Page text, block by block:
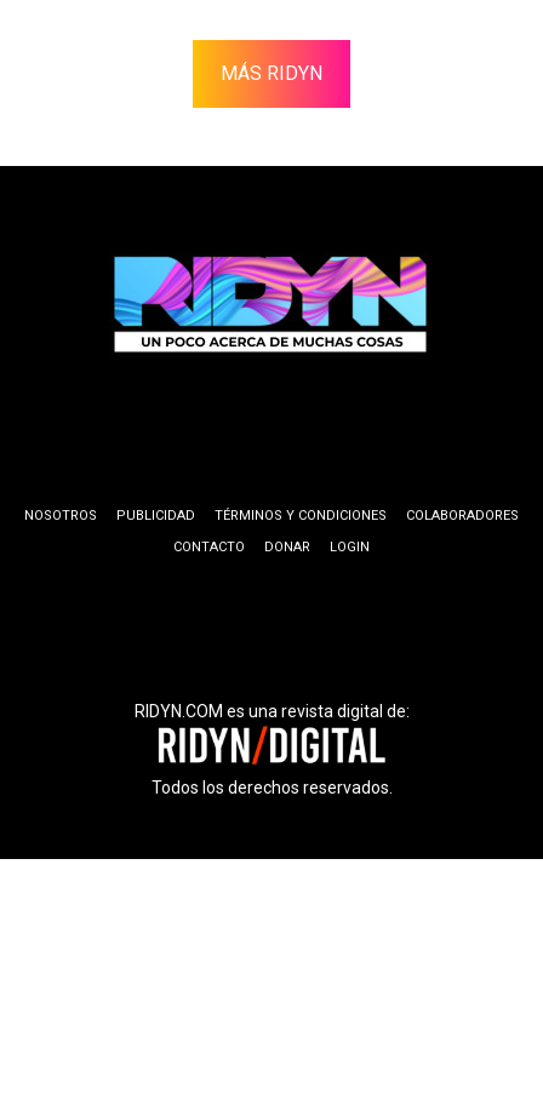
MÁS RIDYN
NOSOTROS PUBLICIDAD TÉRMINOS Y CONDICIONES
COLABORADORES
CONTACTO
DONAR LOGIN
RIDYN.COM es una revista digital de:
Todos los derechos reservados.